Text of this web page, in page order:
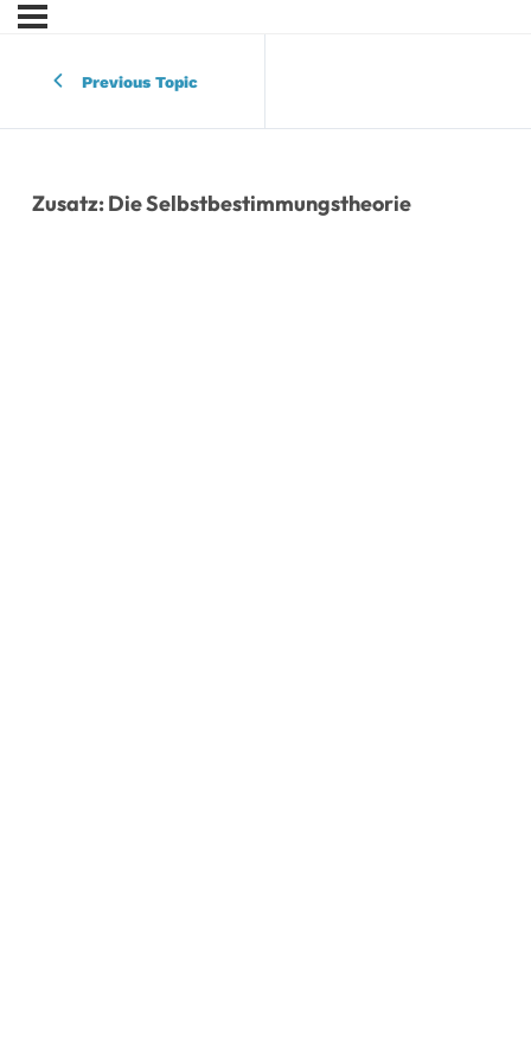
Previous Topic
Zusatz: Die Selbstbestimmungstheorie